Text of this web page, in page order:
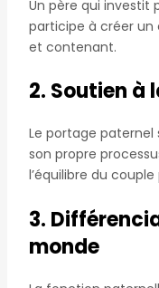
Un père qui investit
participe à créer
et contenant.
2. Soutien à
Le portage
son propre
l’équilibre du
3.
monde